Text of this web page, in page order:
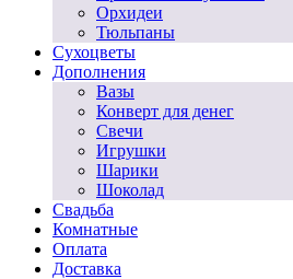
Орхидеи
Тюльпаны
Сухоцветы
Дополнения
Вазы
Конверт для денег
Свечи
Игрушки
Шарики
Шоколад
Свадьба
Комнатные
Оплата
Доставка